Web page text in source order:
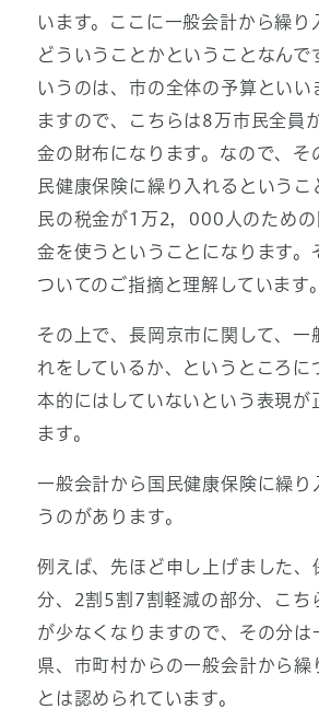
います。ここに一般会計から繰り
どういうことかということなんで
いうのは、市の全体の予算といい
ますので、こちらは8万市民全員
金の財布になります。なので、そ
民健康保険に繰り入れるという
民の税金が1万2，000人のため
金を使うということになります。
ついてのご指摘と理解しています。
その上で、長岡京市に関して、一
れをしているか、というところに
本的にはしていないという表現が
ます。
一般会計から国民健康保険に繰り
うのがあります。
例えば、先ほど申し上げました、
分、2割5割7割軽減の部分、こち
が少なくなりますので、その分は
県、市町村からの一般会計から繰
とは認められています。